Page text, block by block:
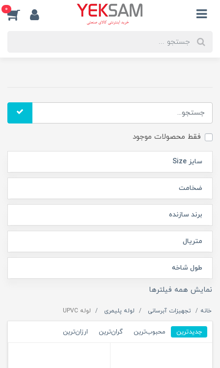
0
فقط محصولات موجود
سایز Size
ضخامت
برند سازنده
متریال
طول شاخه
نمایش همه فیلترها
خانه تجهیزات آبرسانی لوله پلیمری لوله UPVC
جدیدترین محبوب‌ترین گران‌ترین ارزان‌ترین